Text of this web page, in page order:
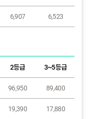
6,907 6,523
2등급 3~5등급
96,950 89,400
19,390 17,880